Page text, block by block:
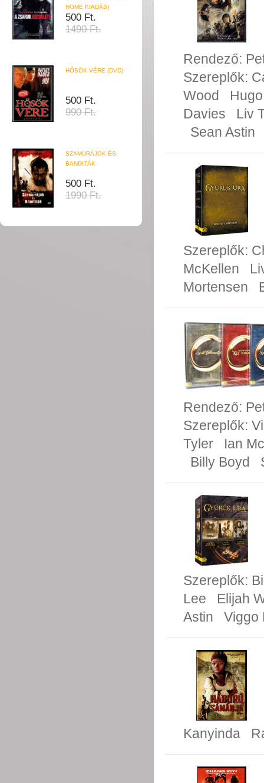
HOME KIADÁS)
500 Ft.
1490 Ft.
HŐSÖK VÉRE (DVD)
500 Ft.
990 Ft.
SZAMURÁJOK ÉS
BANDITÁK
500 Ft.
1990 Ft.
Rendező:
Szereplők:
Wood
Davies
Liv
Sean Astin
Szereplők:
McKellen
Mortensen
Rendező:
Szereplők:
Tyler
Ian
Billy Boyd
Szereplők:
Lee
Elijah
Astin
Viggo
Kanyinda